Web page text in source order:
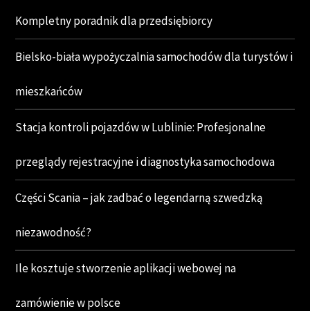
Kompletny poradnik dla przedsiębiorcy
Bielsko-biała wypożyczalnia samochodów dla turystów i
mieszkańców
Stacja kontroli pojazdów w Lublinie: Profesjonalne
przeglądy rejestracyjne i diagnostyka samochodowa
Części Scania – jak zadbać o legendarną szwedzką
niezawodność?
Ile kosztuje stworzenie aplikacji webowej na
zamówienie w polsce